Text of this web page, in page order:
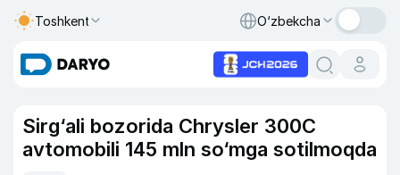
Toshkent O‘zbekcha
Sirg‘ali bozorida Chrysler 300C
avtomobili 145 mln so‘mga sotilmoqda